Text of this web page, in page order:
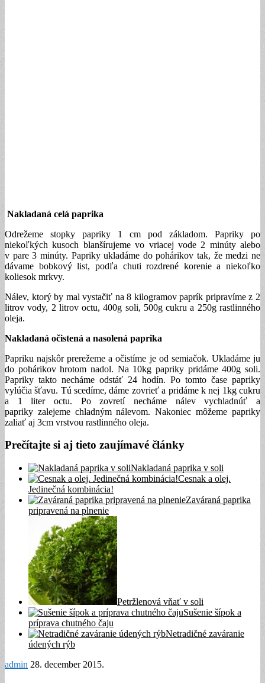
Nakladaná celá paprika
Odrežeme stopky papriky 1 cm pod základom. Papriky po
niekoľkých kusoch blanšírujeme vo vriacej vode 2 minúty alebo
v pare 3 minúty. Papriky ukladáme do pohárikov tak, že medzi ne
dávame bobkový list, podľa chuti rozdrené korenie a niekoľko
koliesok mrkvy.
Nálev, ktorý by mal vystačiť na 8 kilogramov paprík pripravíme z 2
litrov vody, 2 litrov octu, 400g soli, 500g cukru a 250g rastlinného
oleja.
Nakladaná očistená a nasolená paprika
Papriku najskôr prerežeme a očistíme je od semiačok. Ukladáme ju
do pohárikov hrotom nadol. Na 10kg papriky pridáme 400g soli.
Papriky takto necháme odstáť 24 hodín. Po tomto čase papriky
vylúčia šťavu. Tú scedíme, dáme zovrieť a pridáme k nej 1kg cukru
a 1 liter octu. Po zovretí necháme nálev vychladnúť a
papriky zalejeme chladným nálevom. Nakoniec môžeme papriky
zaliať aj 3cm vrstvou rastlinného oleja.
Prečítajte si aj tieto zaujímavé články
Nakladaná paprika v soli
Cesnak a olej.
Jedinečná kombinácia!
Zaváraná paprika
pripravená na plnenie
Petržlenová vňať v soli
Sušenie šípok a
príprava chutného čaju
Netradičné zaváranie
údených rýb
admin 28. december 2015.